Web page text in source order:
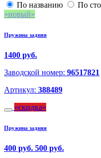
По названию
По
новый
Пружина задняя
1400 руб.
Заводской номер: 96517821
Артикул: 388489
скидка
Пружина задняя
400 руб. 500 руб.